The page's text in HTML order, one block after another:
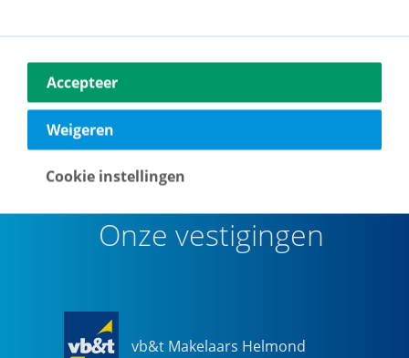
Onze vestigingen
vb&t Makelaars Helmond
Accepteer
Weigeren
Cookie instellingen